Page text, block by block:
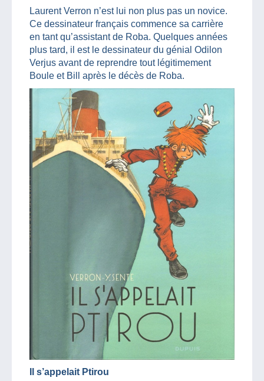
Laurent Verron n’est lui non plus pas un novice.
Ce dessinateur français commence sa carrière
en tant qu’assistant de Roba. Quelques années
plus tard, il est le dessinateur du génial Odilon
Verjus avant de reprendre tout légitimement
Boule et Bill après le décès de Roba.
Il s’appelait Ptirou